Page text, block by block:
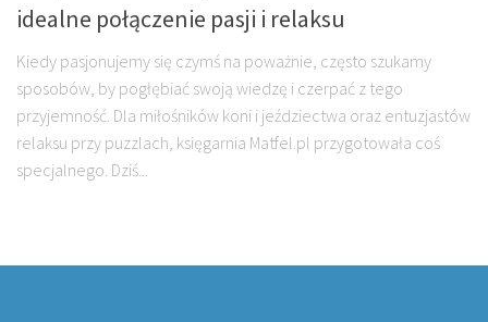
idealne połączenie pasji i relaksu
Kiedy pasjonujemy się czymś na poważnie, często szukamy
sposobów, by pogłębiać swoją wiedzę i czerpać z tego
przyjemność. Dla miłośników koni i jeździectwa oraz entuzjastów
relaksu przy puzzlach, księgarnia Matfel.pl przygotowała coś
specjalnego. Dziś...